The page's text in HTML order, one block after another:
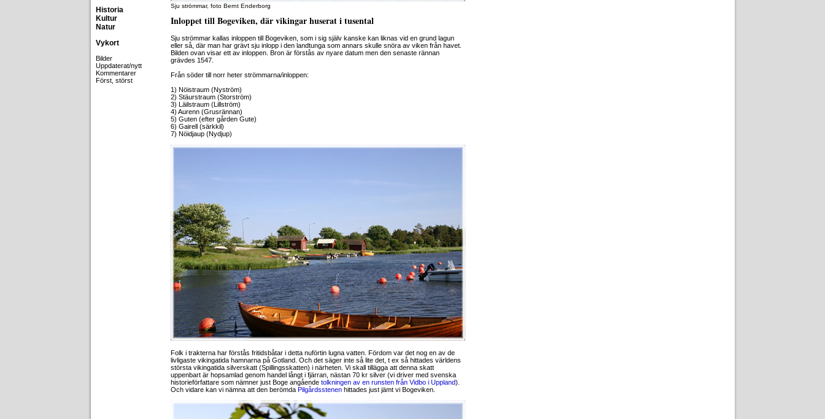
Historia
Kultur
Natur
Vykort
Bilder
Uppdaterat/nytt
Kommentarer
Först, störst
Sju strömmar, foto Bernt Enderborg
Inloppet till Bogeviken, där vikingar huserat i tusental
Sju strömmar kallas inloppen till Bogeviken, som i sig själv kanske kan liknas vid en grund lagun
eller så, där man har grävt sju inlopp i den landtunga som annars skulle snöra av viken från havet.
Bilden ovan visar ett av inloppen. Bron är förstås av nyare datum men den senaste rännan
grävdes 1547.
Från söder till norr heter strömmarna/inloppen:
1) Nöistraum (Nyström)
2) Stäurstraum (Storström)
3) Läilstraum (Lillström)
4) Aurenn (Grusrännan)
5) Guten (efter gården Gute)
6) Gairell (särkkil)
7) Nöidjaup (Nydjup)
Folk i trakterna har förstås fritidsbåtar i detta nuförtin lugna vatten. Fördom var det nog en av de
livligaste vikingatida hamnarna på Gotland. Och det säger inte så lite det, t ex så hittades världens
största vikingatida silverskatt (Spillingsskatten) i närheten. Vi skall tillägga att denna skatt
uppenbart är hopsamlad genom handel långt i fjärran, nästan 70 kr silver (vi driver med svenska
historieförfattare som nämner just Boge angående tolkningen av en runsten från Vidbo i Uppland).
Och vidare kan vi nämna att den berömda Pilgårdsstenen hittades just jämt vi Bogeviken.